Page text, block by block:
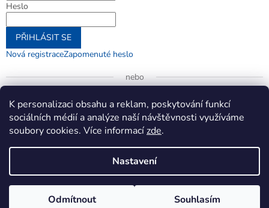
K personalizaci obsahu a reklam, poskytování funkcí
sociálních médií a analýze naší návštěvnosti využíváme
soubory cookies. Více informacízde.
Nastavení
Odmítnout Souhlasím
Heslo
PŘIHLÁSIT SE
Nová registraceZapomenuté heslo
nebo
Přihlásit se přes Google
. Všechna práva vyhrazena.